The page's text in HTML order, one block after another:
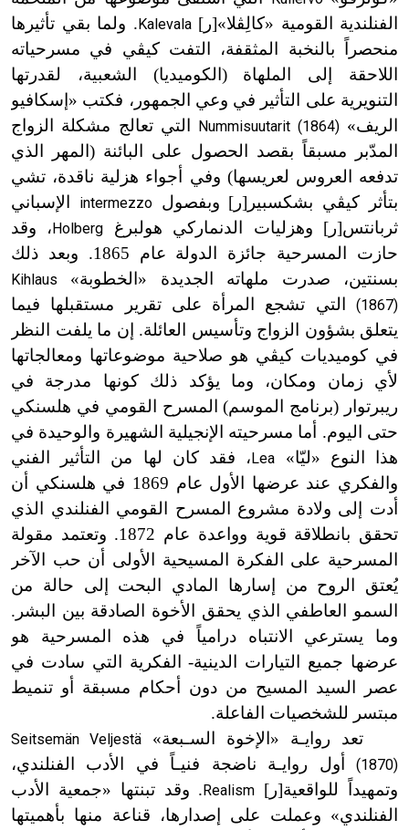
الفنلندية القومية «كالِڤلا»[ر]Kalevala . ولما بقي تأثيرها
منحصراً بالنخبة المثقفة، التفت كيڤي في مسرحياته
اللاحقة إلى الملهاة (الكوميديا) الشعبية، لقدرتها
التنويرية على التأثير في وعي الجمهور، فكتب «إسكافيو
الريف»Nummisuutarit (1864)
التي تعالج مشكلة الزواج
المدّبر مسبقاً بقصد الحصول على البائنة (المهر الذي
تدفعه العروس لعريسها) وفي أجواء هزلية ناقدة، تشي
بتأثر كيڤي بشكسبير[ر] وبفصولintermezzo
الإسباني
ثربانتس[ر] وهزليات الدنماركي هولبرغ Holberg ، وقد
حازت المسرحية جائزة الدولة عام 1865. وبعد ذلك
بسنتين، صدرت ملهاته الجديدة «الخطوبة»
Kihlaus
(1867) التي تشجع المرأة على تقرير مستقبلها فيما
يتعلق بشؤون الزواج وتأسيس العائلة. إن ما يلفت النظر
في كوميديات كيڤي هو صلاحية موضوعاتها ومعالجاتها
لأي زمان ومكان، وما يؤكد ذلك كونها مدرجة في
ريبرتوار (برنامج الموسم) المسرح القومي في هلسنكي
حتى اليوم. أما مسرحيته الإنجيلية الشهيرة والوحيدة في
هذا النوع «ليّا» Lea ، فقد كان لها من التأثير الفني
والفكري عند عرضها الأول عام 1869 في هلسنكي أن
أدت إلى ولادة مشروع المسرح القومي الفنلندي الذي
تحقق بانطلاقة قوية وواعدة عام 1872. وتعتمد مقولة
المسرحية على الفكرة المسيحية الأولى أن حب الآخر
يُعتق الروح من إسارها المادي البحت إلى حالة من
السمو العاطفي الذي يحقق الأخوة الصادقة بين البشر.
وما يسترعي الانتباه درامياً في هذه المسرحية هو
عرضها جميع التيارات الدينية- الفكرية التي سادت في
عصر السيد المسيح من دون أحكام مسبقة أو تنميط
مبتسر للشخصيات الفاعلة.
تعد روا يـة «الإخوة السـبعة»
Seitsemän Veljestä
(1870)أول روا يـة ناضجة فنيـاً في الأدب الفنلندي،
وتمهيداً للواقعية[ر] Realism . وقد تبنتها «جمعية الأدب
الفنلندي» وعملت على إصدارها، قناعة منها بأهميتها